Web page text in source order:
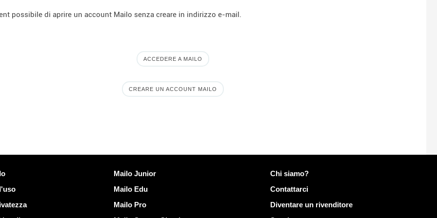
possibile di aprire un account Mailo senza creare in indirizzo e-mail.
ACCEDERE A MAILO
CREARE UN ACCOUNT MAILO
Scoprire Mailo
Mailo Junior
Mailo Edu
Mailo Pro
Più informazioni su Mailo
Chi siamo?
Contattarci
Diventare un rivenditore